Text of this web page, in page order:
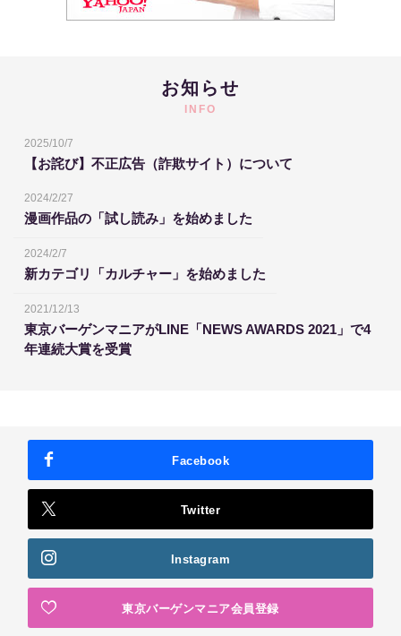
お知らせ
INFO
2025/10/7
【お詫び】不正広告（詐欺サイト）について
2024/2/27
漫画作品の「試し読み」を始めました
2024/2/7
新カテゴリ「カルチャー」を始めました
2021/12/13
東京バーゲンマニアがLINE「NEWS AWARDS 2021」で4
年連続大賞を受賞
Facebook
Twitter
Instagram
東京バーゲンマニア会員登録